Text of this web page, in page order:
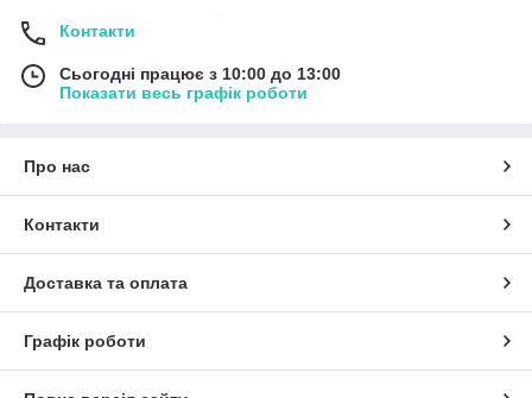
Контакти
Сьогодні працює з 10:00 до 13:00
Показати весь графік роботи
Про нас
Контакти
Доставка та оплата
Графік роботи